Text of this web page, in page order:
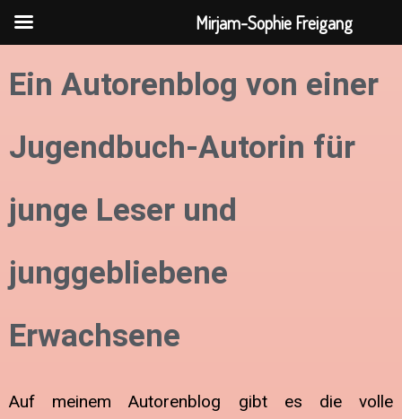
Zum
Inhalt
springen
Ein Autorenblog von einer
Jugendbuch-Autorin für
junge Leser und
junggebliebene
Erwachsene
Auf meinem Autorenblog gibt es die volle
Mirjam-Sophie Freigang